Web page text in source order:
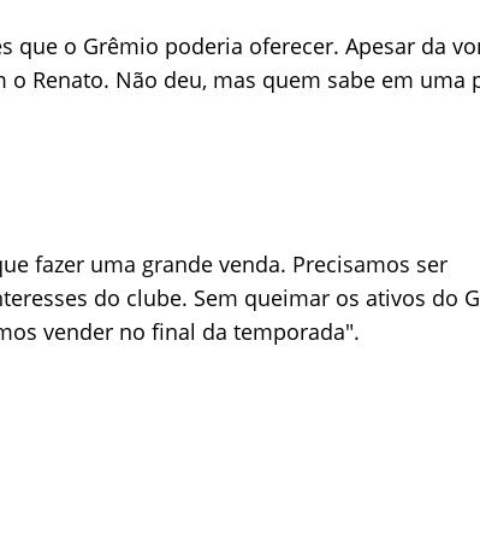
que o Grêmio poderia oferecer. Apesar da
o Renato. Não deu, mas quem sabe em uma
fazer uma grande venda. Precisamos ser
do clube. Sem queimar os ativos do
vender no final da temporada".